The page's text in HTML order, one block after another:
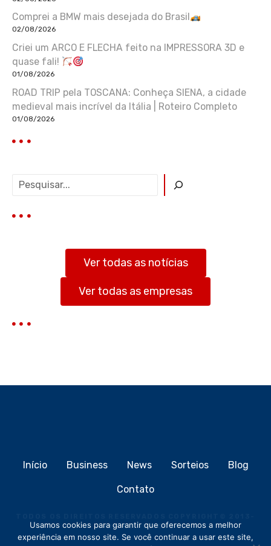
Comprei a BMW mais desejada do Brasil
02/08/2026
Criei um ARCO E FLECHA feito na IMPRESSORA 3D e
quase fali!
01/08/2026
ROAD TRIP pela TOSCANA: Conheça SIENA, a cidade
medieval mais incrível da Itália | Roteiro Completo
01/08/2026
q
Ver todas as notícias
Ver todas as empresas
Início Business News Sorteios Blog
Contato
2026MEIOCLICK®
Usamos cookies para garantir que oferecemos a melhor
experiência em nosso site. Se você continuar a usar este site,